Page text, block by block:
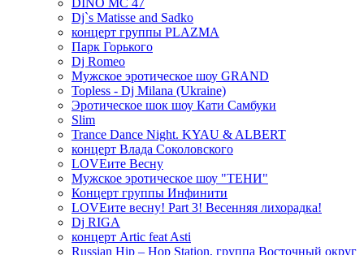
DINO MC 47
Dj`s Matisse and Sadko
концерт группы PLAZMA
Парк Горького
Dj Romeo
Мужское эротическое шоу GRAND
Topless - Dj Milana (Ukraine)
Эротическое шок шоу Кати Самбуки
Slim
Trance Dance Night. KYAU & ALBERT
концерт Влада Соколовского
LOVEите Весну
Мужское эротическое шоу "ТЕНИ"
Концерт группы Инфинити
LOVEите весну! Part 3! Весенняя лихорадка!
Dj RIGA
концерт Artic feat Asti
Russian Hip – Hop Station, группа Восточный округ